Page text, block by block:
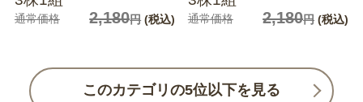
通常価格 2,180円(税込) 通常価格 2,180円 (税込)
このカテゴリの5位以下を見る